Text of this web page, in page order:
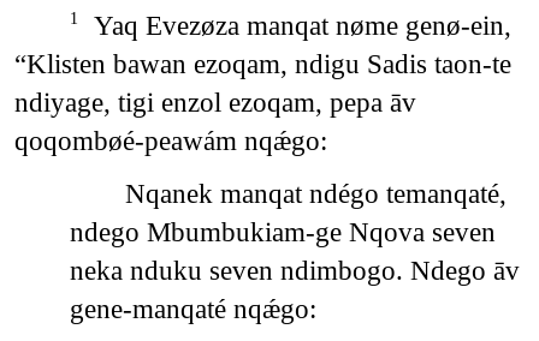
1
Yaq Evezøza manqat nøme genø-ein,
“Klisten bawan ezoqam, ndigu Sadis taon-te
ndiyage, tigi enzol ezoqam, pepa āv
qoqombøé-peawám nqǽgo:
Nqanek manqat ndégo temanqaté,
ndego Mbumbukiam-ge Nqova seven
neka nduku seven ndimbogo. Ndego āv
gene-manqaté nqǽgo: